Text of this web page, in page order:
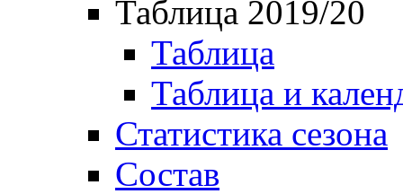
Таблица 2019/20
Таблица
Таблица и
Статистика сезона
Состав